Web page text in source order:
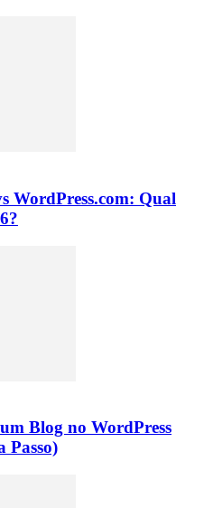
WordPress.com: Qual
Blog no WordPress
Passo)